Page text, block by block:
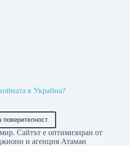
в Украйна?
поверителност
Сайтът е оптимизиран от
и агенция Атаман